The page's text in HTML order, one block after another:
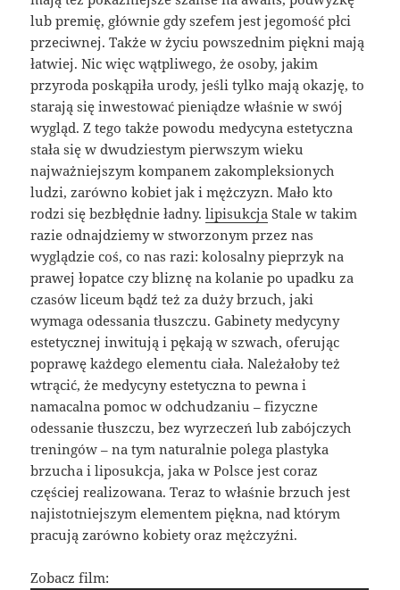
lub premię, głównie gdy szefem jest jegomość płci
przeciwnej. Także w życiu powszednim piękni mają
łatwiej. Nic więc wątpliwego, że osoby, jakim
przyroda poskąpiła urody, jeśli tylko mają okazję, to
starają się inwestować pieniądze właśnie w swój
wygląd. Z tego także powodu medycyna estetyczna
stała się w dwudziestym pierwszym wieku
najważniejszym kompanem zakompleksionych
ludzi, zarówno kobiet jak i mężczyzn. Mało kto
rodzi się bezbłędnie ładny.lipisukcja Stale w takim
razie odnajdziemy w stworzonym przez nas
wyglądzie coś, co nas razi: kolosalny pieprzyk na
prawej łopatce czy bliznę na kolanie po upadku za
czasów liceum bądź też za duży brzuch, jaki
wymaga odessania tłuszczu. Gabinety medycyny
estetycznej inwitują i pękają w szwach, oferując
poprawę każdego elementu ciała. Należałoby też
wtrącić, że medycyny estetyczna to pewna i
namacalna pomoc w odchudzaniu – fizyczne
odessanie tłuszczu, bez wyrzeczeń lub zabójczych
treningów – na tym naturalnie polega plastyka
brzucha i liposukcja, jaka w Polsce jest coraz
częściej realizowana. Teraz to właśnie brzuch jest
najistotniejszym elementem piękna, nad którym
pracują zarówno kobiety oraz mężczyźni.
Zobacz film: